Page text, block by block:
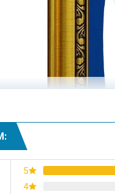
mặt trời sử dụng điện
năng lượng mặt trời là
lượng mặt trời còn
remote được trang bị
khiển nhiều đèn, tiết
5
4